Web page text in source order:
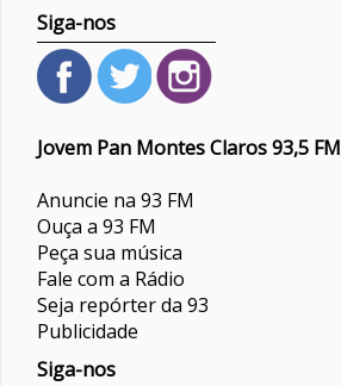
Siga-nos
Jovem Pan Montes Claros 93,5 FM
Anuncie na 93 FM
Ouça a 93 FM
Peça sua música
Fale com a Rádio
Seja repórter da 93
Publicidade
Siga-nos